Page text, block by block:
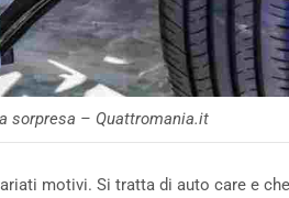
sorpresa – Quattromania.it
motivi. Si tratta di auto care e